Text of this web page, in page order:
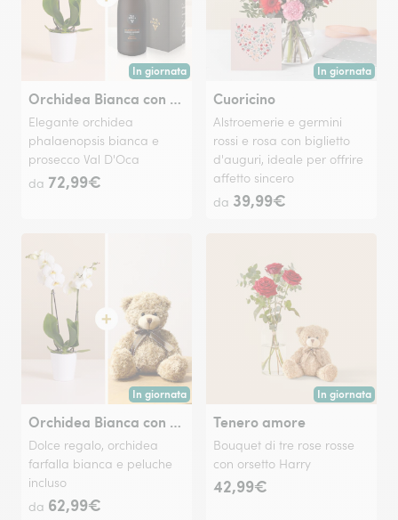
In giornata
Consegna disponibile oggi o in data a tua scelta.
Orchidea Bianca con Prosecco Val d'Oca
Elegante orchidea
phalaenopsis bianca e
prosecco Val D'Oca
da 72,99€
In giornata
Consegna
Cuoricino
Alstroemerie e germini
rossi e rosa con biglietto
d'auguri, ideale per offrire
affetto sincero
da 39,99€
In giornata
Consegna disponibile oggi o in data a tua scelta.
Orchidea Bianca con Orsetto
Dolce regalo, orchidea
farfalla bianca e peluche
incluso
da 62,99€
In giornata
Consegna
Tenero amore
Bouquet di tre rose rosse
con orsetto Harry
42,99€